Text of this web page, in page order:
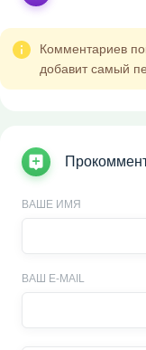
Комментариев
добавит самый
ВАШЕ ИМЯ
ВАШ E-MAIL